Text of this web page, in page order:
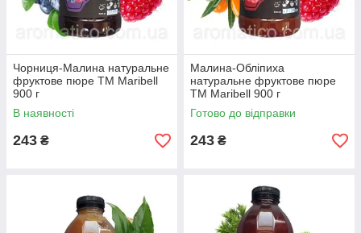
Чорниця-Малина натуральне
фруктове пюре ТМ Maribell
900 г
В наявності
243 ₴
Малина-Обліпиха
натуральне фруктове пюре
ТМ Maribell 900 г
Готово до відправки
243 ₴